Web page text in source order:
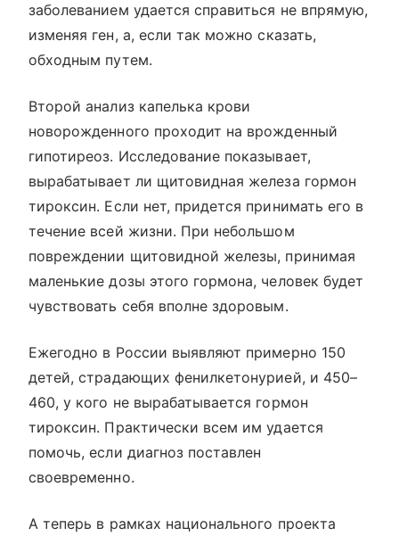
заболеванием удается справиться не впрямую,
изменяя ген, а, если так можно сказать,
обходным путем.
Второй анализ капелька крови
новорожденного проходит на врожденный
гипотиреоз. Исследование показывает,
вырабатывает ли щитовидная железа гормон
тироксин. Если нет, придется принимать его в
течение всей жизни. При небольшом
повреждении щитовидной железы, принимая
маленькие дозы этого гормона, человек будет
чувствовать себя вполне здоровым.
Ежегодно в России выявляют примерно 150
детей, страдающих фенилкетонурией, и 450–
460, у кого не вырабатывается гормон
тироксин. Практически всем им удается
помочь, если диагноз поставлен
своевременно.
А теперь в рамках национального проекта